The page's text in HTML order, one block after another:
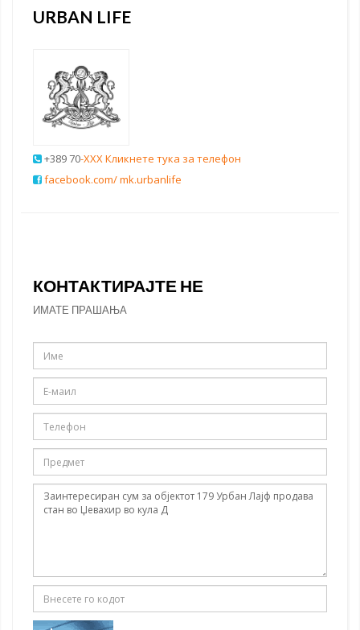
URBAN LIFE
+389 70-XXX Кликнете тука за телефон
facebook.com/ mk.urbanlife
КОНТАКТИРАЈТЕ НЕ
ИМАТЕ ПРАШАЊА